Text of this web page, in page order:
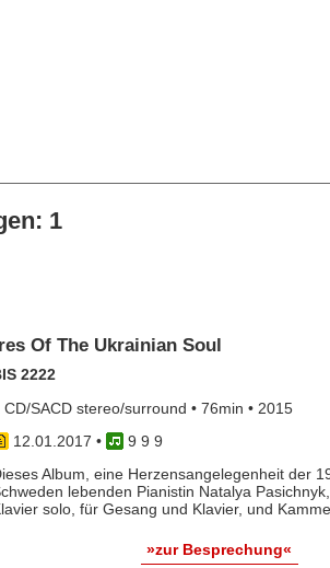
1
Of The Ukrainian Soul
2222
CD/SACD stereo/surround • 76min • 2015
12.01.2017 •
9 9 9
Album, eine Herzensangelegenheit der
lebenden Pianistin Natalya
solo, für Gesang und Klavier, und
»zur Besprechung«